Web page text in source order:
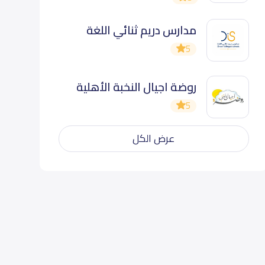
مدارس دريم ثنائي اللغة
5
روضة اجيال النخبة الأهلية
5
عرض الكل